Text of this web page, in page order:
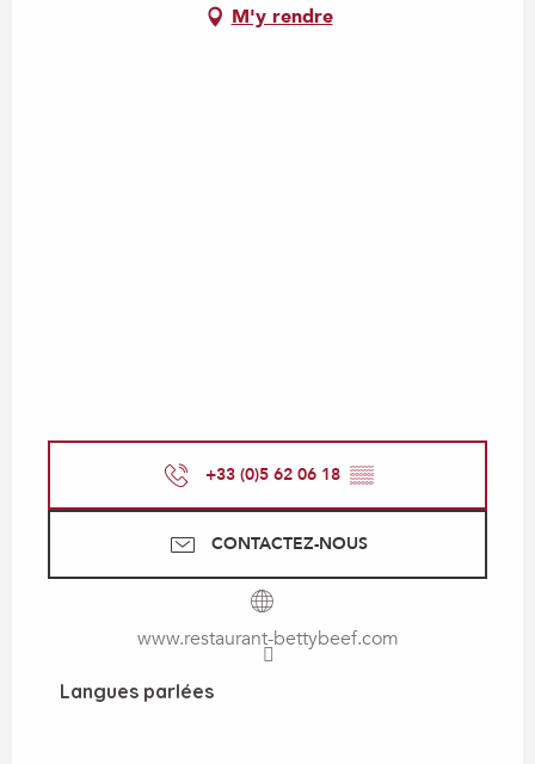
M'y rendre
+33 (0)5 62 06 18 ▒▒
CONTACTEZ-NOUS
www.restaurant-bettybeef.com
Langues parlées
Langues parlées